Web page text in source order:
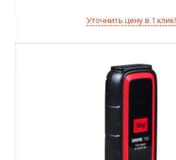
Уточнить цену в 1 клик!